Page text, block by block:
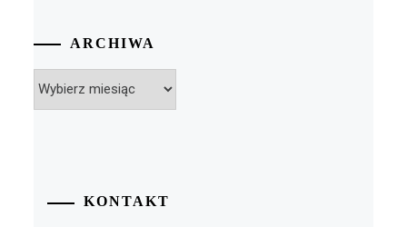
ARCHIWA
KONTAKT